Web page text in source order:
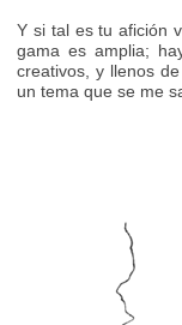
Y si tal es tu afición
gama es amplia;
creativos, y llenos
un tema que se me